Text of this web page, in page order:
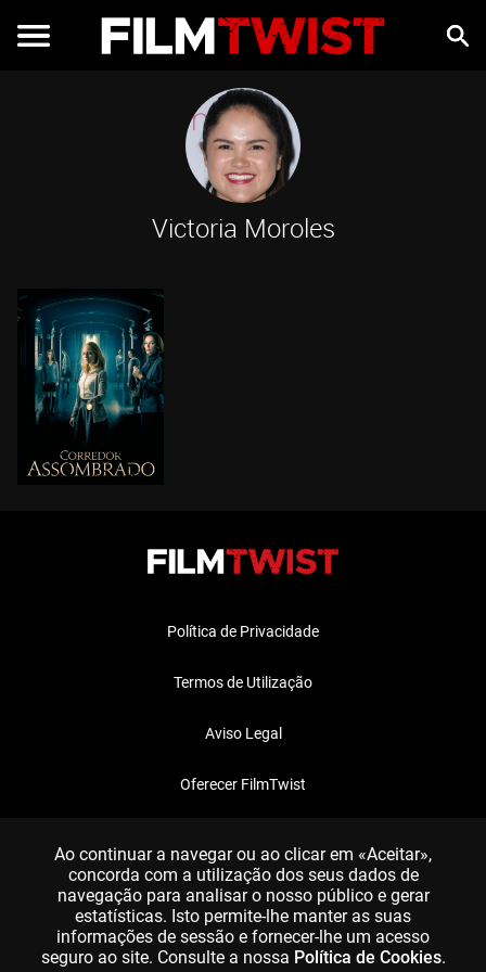
Victoria Moroles
Política de Privacidade
Termos de Utilização
Aviso Legal
Oferecer FilmTwist
Ao continuar a navegar ou ao clicar em «Aceitar»,
concorda com a utilização dos seus dados de
navegação para analisar o nosso público e gerar
estatísticas. Isto permite-lhe manter as suas
informações de sessão e fornecer-lhe um acesso
seguro ao site. Consulte a nossa Política de Cookies.